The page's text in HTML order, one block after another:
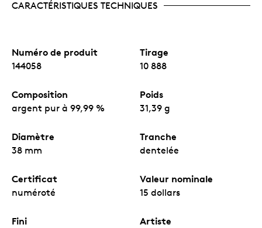
CARACTÉRISTIQUES TECHNIQUES
Numéro de produit
144058
Tirage
10 888
Composition
argent pur à 99,99 %
Poids
31,39 g
Diamètre
38 mm
Tranche
dentelée
Certificat
numéroté
Valeur nominale
15 dollars
Fini Artiste